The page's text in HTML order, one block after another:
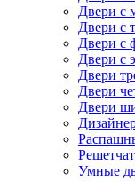
Двери с
Двери с
Двери с
Двери с
Двери
Двери
Двери
Умные